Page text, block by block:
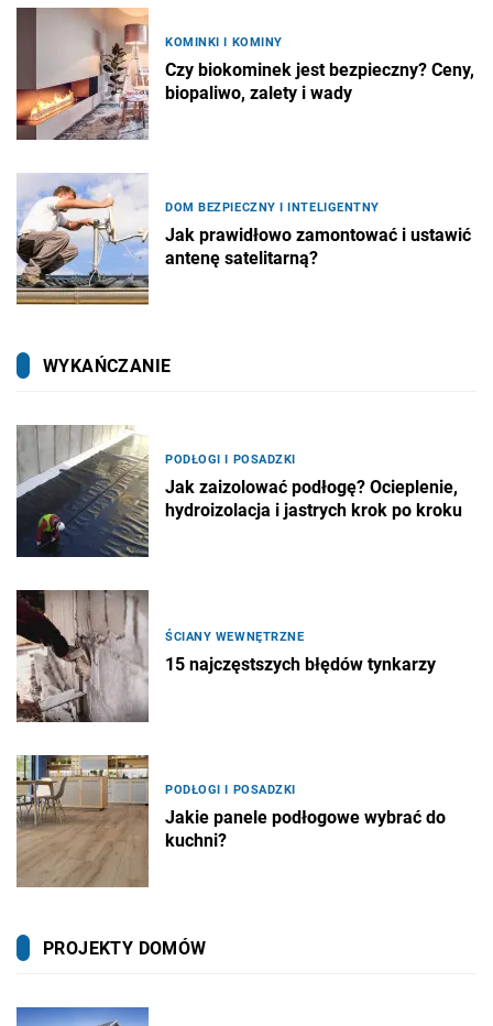
KOMINKI I KOMINY
Czy biokominek jest bezpieczny? Ceny,
biopaliwo, zalety i wady
DOM BEZPIECZNY I INTELIGENTNY
Jak prawidłowo zamontować i ustawić
antenę satelitarną?
WYKAŃCZANIE
PODŁOGI I POSADZKI
Jak zaizolować podłogę? Ocieplenie,
hydroizolacja i jastrych krok po kroku
ŚCIANY WEWNĘTRZNE
15 najczęstszych błędów tynkarzy
PODŁOGI I POSADZKI
Jakie panele podłogowe wybrać do
kuchni?
PROJEKTY DOMÓW